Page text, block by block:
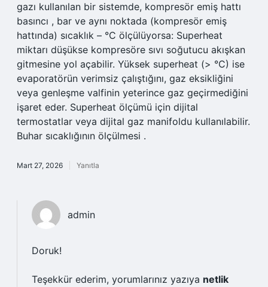
gazı kullanılan bir sistemde, kompresör emiş hattı
basıncı , bar ve aynı noktada (kompresör emiş
hattında) sıcaklık – °C ölçülüyorsa: Superheat
miktarı düşükse kompresöre sıvı soğutucu akışkan
gitmesine yol açabilir. Yüksek superheat (> °C) ise
evaporatörün verimsiz çalıştığını, gaz eksikliğini
veya genleşme valfinin yeterince gaz geçirmediğini
işaret eder. Superheat ölçümü için dijital
termostatlar veya dijital gaz manifoldu kullanılabilir.
Buhar sıcaklığının ölçülmesi .
Mart 27, 2026 Yanıtla
admin
Doruk!
Teşekkür ederim, yorumlarınız yazıya netlik